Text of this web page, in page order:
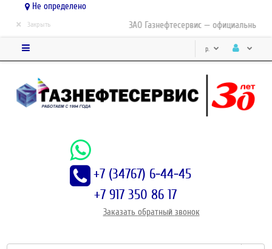
Не определено
ЗАО Газнефтесервис — официальный
× Закрыть
р.
+7 (34767) 6-44-45
+7 917 350 86 17
Заказать обратный звонок